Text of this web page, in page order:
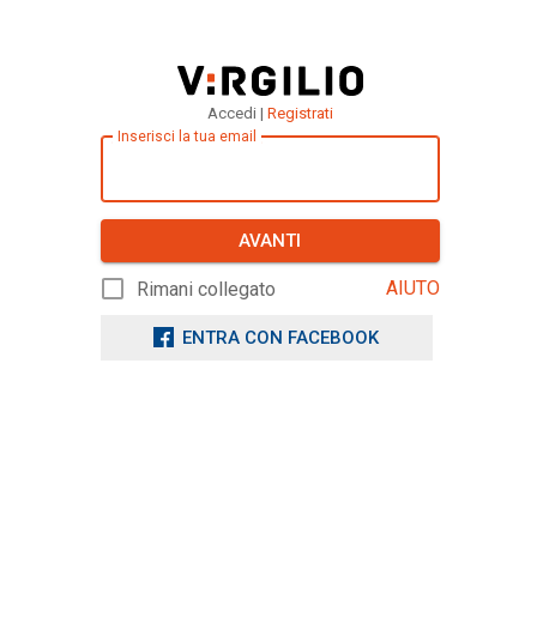
Accedi | Registrati
Inserisci la tua email
AVANTI
Rimani collegato AIUTO
ENTRA CON FACEBOOK